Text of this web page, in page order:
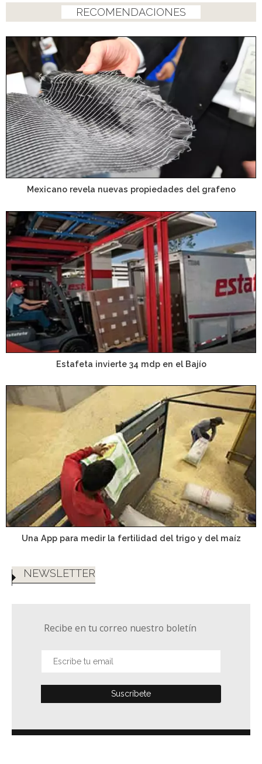
RECOMENDACIONES
Mexicano revela nuevas propiedades del grafeno
Estafeta invierte 34 mdp en el Bajío
Una App para medir la fertilidad del trigo y del maíz
NEWSLETTER
Recibe en tu correo nuestro boletín